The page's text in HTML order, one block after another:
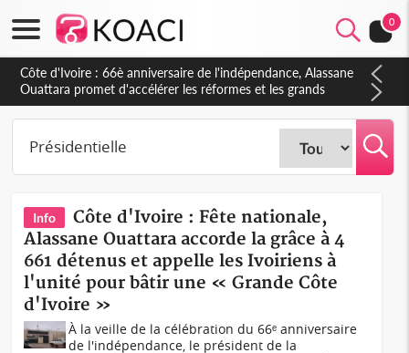
0
Côte d'Ivoire : À Abidjan, Amadou Oury Bah admire le modèle
ivoirien et veut s'en inspirer pour accélérer le développement
de la Guinée
Info
Côte d'Ivoire : Fête nationale,
Alassane Ouattara accorde la grâce à 4
661 détenus et appelle les Ivoiriens à
l'unité pour bâtir une « Grande Côte
d'Ivoire »
À la veille de la célébration du 66ᵉ anniversaire
de l'indépendance, le président de la